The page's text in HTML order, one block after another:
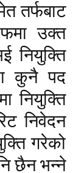
तर्फबाट
उक्त
नियुक्ति
कुनै पद
नियुक्ति
निवेदन
गरेको
छैन भन्ने